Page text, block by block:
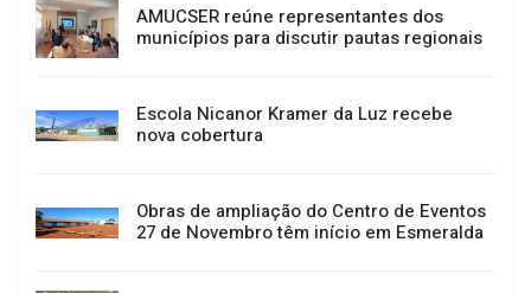
AMUCSER reúne representantes dos
municípios para discutir pautas regionais
Escola Nicanor Kramer da Luz recebe
nova cobertura
Obras de ampliação do Centro de Eventos
27 de Novembro têm início em Esmeralda